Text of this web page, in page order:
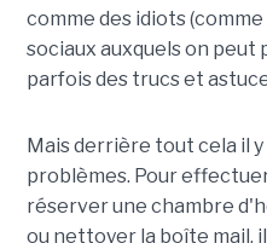
comme des idiots
sociaux auxquels on
parfois des trucs et
Mais derrière tout cela il
problèmes. Pour
réserver une chambre
ou nettoyer la boîte mail,